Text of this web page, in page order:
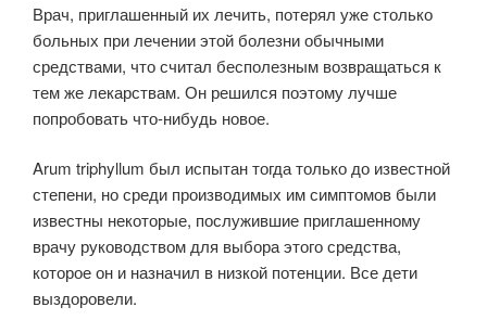
Врач, приглашенный их лечить, потерял уже столько
больных при лечении этой болезни обычными
средствами, что считал бесполезным возвращаться к
тем же лекарствам. Он решился поэтому лучше
попробовать что-нибудь новое.
Arum triphyllum был испытан тогда только до известной
степени, но среди производимых им симптомов были
известны некоторые, послужившие приглашенному
врачу руководством для выбора этого средства,
которое он и назначил в низкой потенции. Все дети
выздоровели.